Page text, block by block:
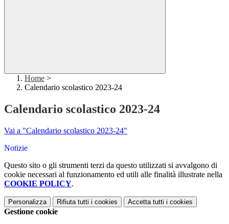
Home >
Calendario scolastico 2023-24
Calendario scolastico 2023-24
Vai a "Calendario scolastico 2023-24"
Notizie
Questo sito o gli strumenti terzi da questo utilizzati si avvalgono di
cookie necessari al funzionamento ed utili alle finalità illustrate nella
COOKIE POLICY.
Personalizza Rifiuta tutti i cookies Accetta tutti i cookies
Gestione cookie